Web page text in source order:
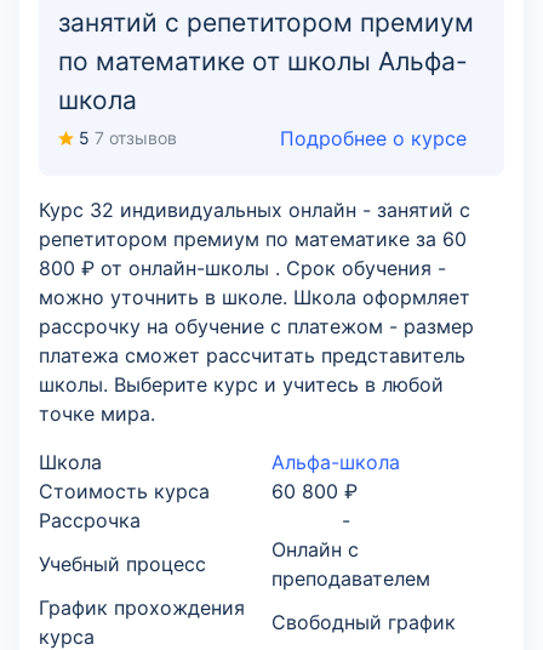
занятий с репетитором премиум
по математике от школы Альфа-
школа
5 7 отзывов Подробнее о курсе
Курс 32 индивидуальных онлайн - занятий с
репетитором премиум по математике за 60
800 ₽ от онлайн-школы . Срок обучения -
можно уточнить в школе. Школа оформляет
рассрочку на обучение с платежом - размер
платежа сможет рассчитать представитель
школы. Выберите курс и учитесь в любой
точке мира.
Школа
Альфа-школа
Стоимость курса
60 800 ₽
Рассрочка
-
Учебный процесс
Онлайн с
преподавателем
График прохождения
курса
Свободный график